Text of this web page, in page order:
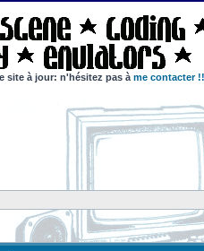
site à jour: n'hésitez pas à me contacter